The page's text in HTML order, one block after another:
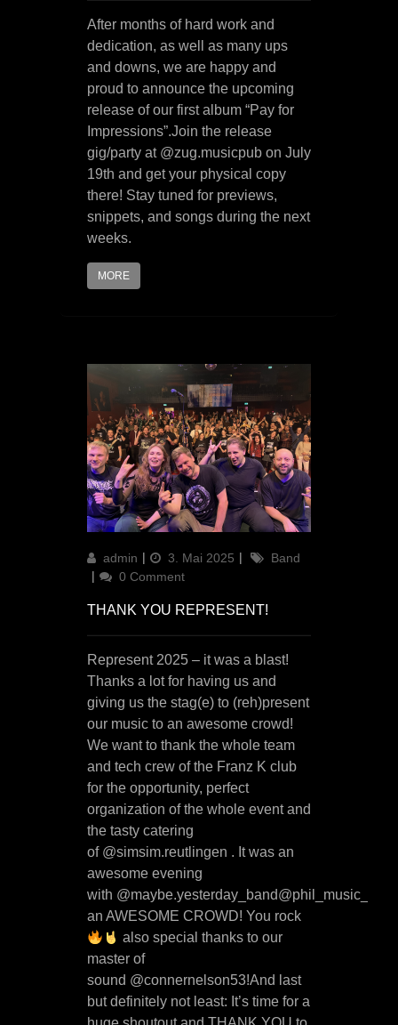
After months of hard work and
dedication, as well as many ups
and downs, we are happy and
proud to announce the upcoming
release of our first album “Pay for
Impressions”.Join the release
gig/party at @zug.musicpub on July
19th and get your physical copy
there! Stay tuned for previews,
snippets, and songs during the next
weeks.
MORE
Author
admin
Updated
on
3. Mai 2025 Categories
Band
0 Comment
THANK YOU REPRESENT!
Represent 2025 – it was a blast!
Thanks a lot for having us and
giving us the stag(e) to (reh)present
our music to an awesome crowd!
We want to thank the whole team
and tech crew of the Franz K club
for the opportunity, perfect
organization of the whole event and
the tasty catering
of @simsim.reutlingen . It was an
awesome evening
with
an AWESOME CROWD! You rock
also special thanks to our
master of
sound @connernelson53!And last
but definitely not least: It’s time for a